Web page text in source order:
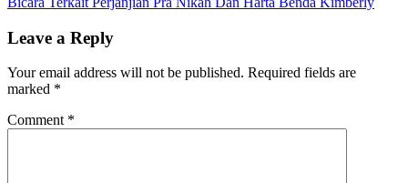
Leave a Reply
Your email address will not be published. Required fields are
marked *
Comment *